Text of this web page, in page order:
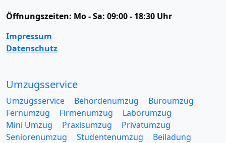
Öffnungszeiten: Mo - Sa: 09:00 - 18:30 Uhr
Impressum
Datenschutz
Umzugsservice
Umzugsservice Behördenumzug
Büroumzug
Fernumzug
Firmenumzug
Laborumzug
Mini Umzug
Praxisumzug
Privatumzug
Seniorenumzug
Studentenumzug
Beiladung